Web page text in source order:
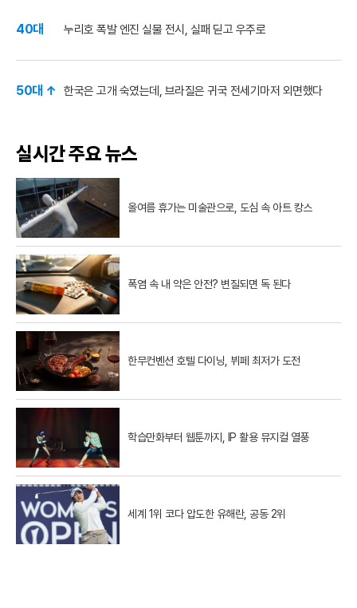
40대 누리호 폭발 엔진 실물 전시, 실패 딛고 우주로
50대 ↑ 한국은 고개 숙였는데, 브라질은 귀국 전세기마저 외면했다
실시간 주요 뉴스
올여름 휴가는 미술관으로, 도심 속 아트 캉스
폭염 속 내 약은 안전? 변질되면 독 된다
한무컨벤션 호텔 다이닝, 뷔페 최저가 도전
학습만화부터 웹툰까지, IP 활용 뮤지컬 열풍
세계 1위 코다 압도한 유해란, 공동 2위